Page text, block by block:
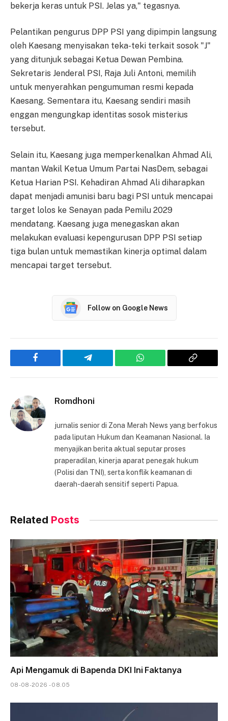
bekerja keras untuk PSI. Jelas ya," tegasnya.
Pelantikan pengurus DPP PSI yang dipimpin langsung
oleh Kaesang menyisakan teka-teki terkait sosok "J"
yang ditunjuk sebagai Ketua Dewan Pembina.
Sekretaris Jenderal PSI, Raja Juli Antoni, memilih
untuk menyerahkan pengumuman resmi kepada
Kaesang. Sementara itu, Kaesang sendiri masih
enggan mengungkap identitas sosok misterius
tersebut.
Selain itu, Kaesang juga memperkenalkan Ahmad Ali,
mantan Wakil Ketua Umum Partai NasDem, sebagai
Ketua Harian PSI. Kehadiran Ahmad Ali diharapkan
dapat menjadi amunisi baru bagi PSI untuk mencapai
target lolos ke Senayan pada Pemilu 2029
mendatang. Kaesang juga menegaskan akan
melakukan evaluasi kepengurusan DPP PSI setiap
tiga bulan untuk memastikan kinerja optimal dalam
mencapai target tersebut.
Follow on Google News
Facebook Telegram WhatsApp
Copy
Romdhoni
jurnalis senior di Zona Merah News yang berfokus
pada liputan Hukum dan Keamanan Nasional. Ia
menyajikan berita aktual seputar proses
praperadilan, kinerja aparat penegak hukum
(Polisi dan TNI), serta konflik keamanan di
daerah-daerah sensitif seperti Papua.
Related Posts
Api Mengamuk di Bapenda DKI Ini Faktanya
08-08-2026 - 08.05